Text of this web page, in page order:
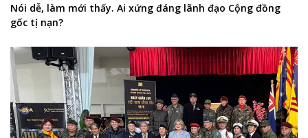
Nói dễ, làm mới thấy. Ai xứng đáng lãnh đạo Cộng đồng
gốc tị nạn?